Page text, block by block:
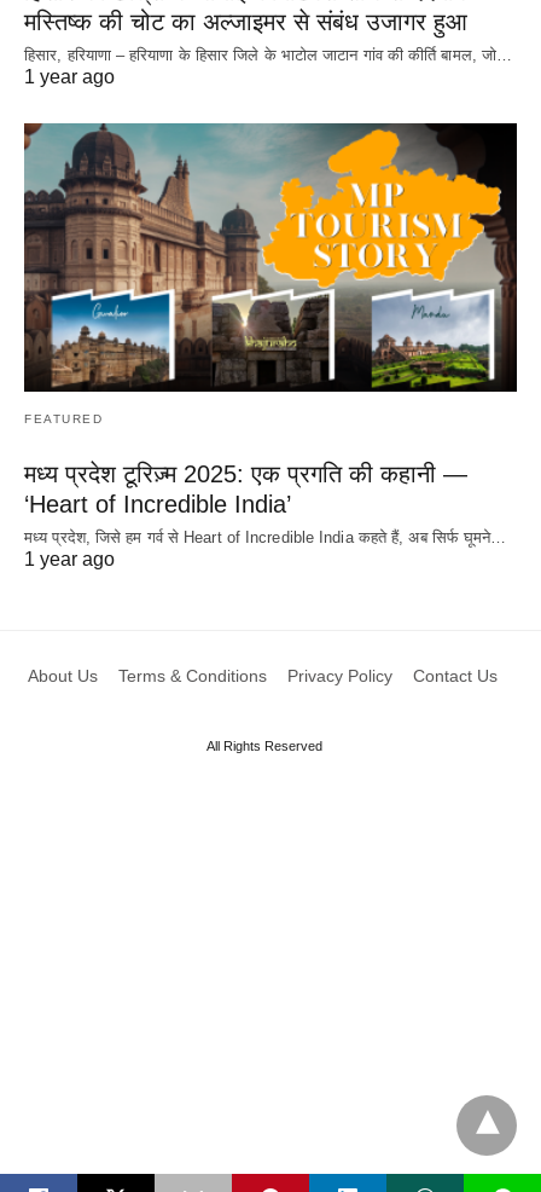
मस्तिष्क की चोट का अल्जाइमर से संबंध उजागर हुआ
हिसार, हरियाणा – हरियाणा के हिसार जिले के भाटोल जाटान गांव की कीर्ति बामल, जो…
1 year ago
FEATURED
मध्य प्रदेश टूरिज़्म 2025: एक प्रगति की कहानी —
‘Heart of Incredible India’
मध्य प्रदेश, जिसे हम गर्व से Heart of Incredible India कहते हैं, अब सिर्फ घूमने…
1 year ago
About Us Terms & Conditions Privacy Policy Contact Us
All Rights Reserved